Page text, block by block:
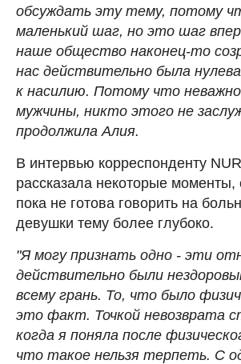
обсуждать эту тему, потому
маленький шаг, но это шаг
наше общество наконец-то
нас действительно была
к насилию. Потому что
мужчины, никто этого не
продолжила Алия.
В интервью корреспонденту
рассказала некоторые моменты,
пока не готова говорить на
девушки тему более глубоко.
"Я могу признать одно - эти
действительно были
всему грань. То, что было
это факт. Точкой невозврата
когда я поняла после
что такое нельзя терпеть. С